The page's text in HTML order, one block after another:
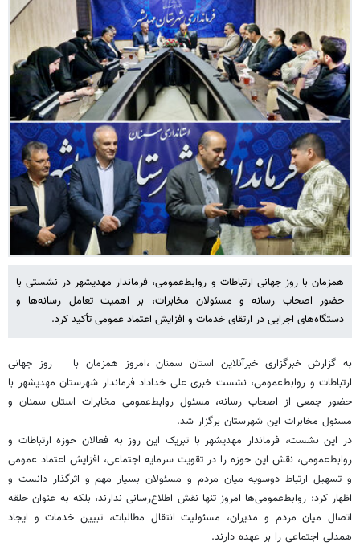
همزمان با روز جهانی ارتباطات و روابط‌عمومی، فرماندار مهدیشهر در نشستی با
حضور اصحاب رسانه و مسئولان مخابرات، بر اهمیت تعامل رسانه‌ها و
دستگاه‌های اجرایی در ارتقای خدمات و افزایش اعتماد عمومی تأکید کرد.
به گزارش خبرگزاری خبرآنلاین استان سمنان ،امروز همزمان با روز جهانی
ارتباطات و روابط‌عمومی، نشست خبری علی خداداد فرماندار شهرستان مهدیشهر با
حضور جمعی از اصحاب رسانه، مسئول روابط‌عمومی مخابرات استان سمنان و
مسئول مخابرات این شهرستان برگزار شد.
در این نشست، فرماندار مهدیشهر با تبریک این روز به فعالان حوزه ارتباطات و
روابط‌عمومی، نقش این حوزه را در تقویت سرمایه اجتماعی، افزایش اعتماد عمومی
و تسهیل ارتباط دوسویه میان مردم و مسئولان بسیار مهم و اثرگذار دانست و
اظهار کرد: روابط‌عمومی‌ها امروز تنها نقش اطلاع‌رسانی ندارند، بلکه به عنوان حلقه
اتصال میان مردم و مدیران، مسئولیت انتقال مطالبات، تبیین خدمات و ایجاد
همدلی اجتماعی را بر عهده دارند.